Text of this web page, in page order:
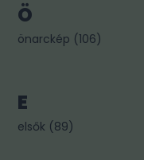
Ö
önarckép (106)
E
elsők (89)